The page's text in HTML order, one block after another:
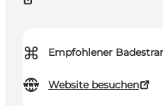
⌘ Empfohlener
Website besuchen